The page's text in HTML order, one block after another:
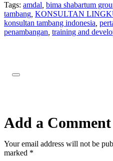
Tags: amdal, bima shabartum
tambang, KONSULTAN
konsultan tambang indonesia,
penambangan, training and
Add a Comment
Your email address will not be
marked *